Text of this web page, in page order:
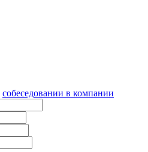
собеседовании в компании